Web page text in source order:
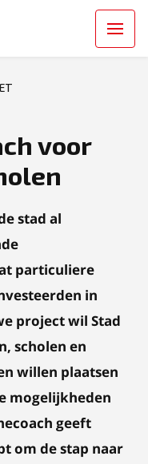
voor
stad al
particuliere
in
project wil Stad
scholen en
willen plaatsen
mogelijkheden
geeft
om de stap naar